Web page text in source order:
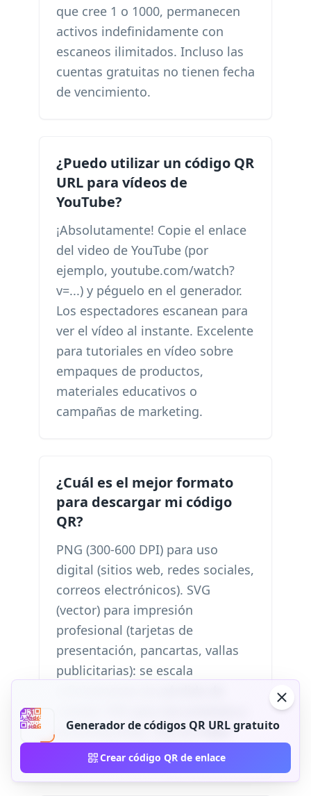
que cree 1 o 1000, permanecen
activos indefinidamente con
escaneos ilimitados. Incluso las
cuentas gratuitas no tienen fecha
de vencimiento.
¿Puedo utilizar un código QR
URL para vídeos de
YouTube?
¡Absolutamente! Copie el enlace
del video de YouTube (por
ejemplo, youtube.com/watch?
v=...) y péguelo en el generador.
Los espectadores escanean para
ver el vídeo al instante. Excelente
para tutoriales en vídeo sobre
empaques de productos,
materiales educativos o
campañas de marketing.
¿Cuál es el mejor formato
para descargar mi código
QR?
PNG (300-600 DPI) para uso
digital (sitios web, redes sociales,
correos electrónicos). SVG
(vector) para impresión
profesional (tarjetas de
presentación, pancartas, vallas
publicitarias): se escala
presentaciones. SVG es mejor
para la impresión física.
Generador de códigos QR URL gratuito
Crear código QR de enlace